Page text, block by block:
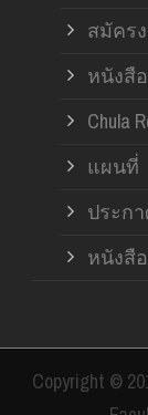
สมัคร
หนังสื
Chula
แผนที่
ประก
หนังสื
Copyright ©